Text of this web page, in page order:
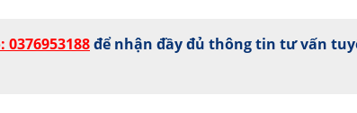
0376953188để nhận đầy đủ thông tin tư vấn